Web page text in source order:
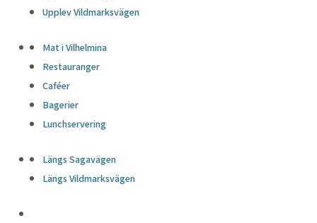
Upplev Vildmarksvägen
Mat i Vilhelmina
Restauranger
Caféer
Bagerier
Lunchservering
Längs Sagavägen
Längs Vildmarksvägen